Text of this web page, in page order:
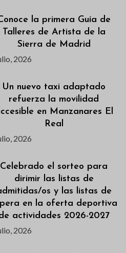
la primera Guía de
Talleres de Artista de la
Sierra de Madrid
2026
Un nuevo taxi adaptado
refuerza la movilidad
en Manzanares El
Real
2026
Celebrado el sorteo para
dirimir las listas de
os y las listas de
en la oferta deportiva
actividades 2026-2027
2026